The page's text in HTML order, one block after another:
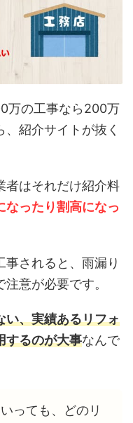
万の工事なら200万
紹介サイトが抜く
者はそれだけ紹介料
なったり割高になっ
されると、雨漏り
意が必要です。
い、実績あるリフォ
するのが大事なんで
っても、どのリ